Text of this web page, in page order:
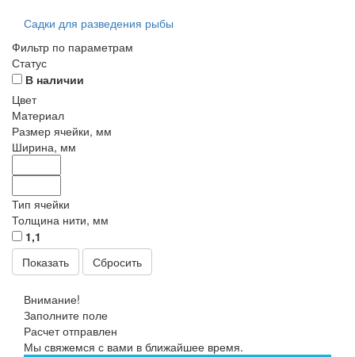
Садки для разведения рыбы
Фильтр по параметрам
Статус
В наличии
Цвет
Материал
Размер ячейки, мм
Ширина, мм
Тип ячейки
Толщина нити, мм
1,1
Сбросить
Внимание!
Заполните поле
Расчет отправлен
Мы свяжемся с вами в ближайшее время.